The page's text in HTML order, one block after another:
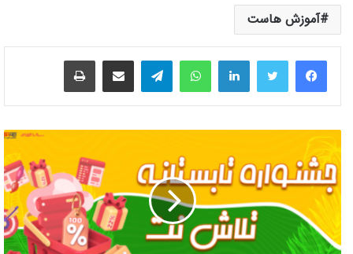
آموزش هاست
لینکدینواتس آپ تلگرام اشتراک گذاری از طریق ایمیل چاپ